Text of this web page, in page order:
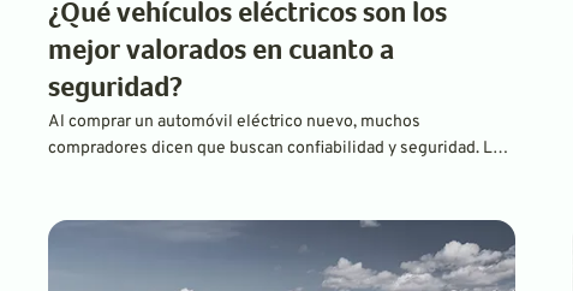
¿Qué vehículos eléctricos son los
mejor valorados en cuanto a
seguridad?
Al comprar un automóvil eléctrico nuevo, muchos
compradores dicen que buscan confiabilidad y seguridad. La
Seguridad en las Carreteras (IIHS).